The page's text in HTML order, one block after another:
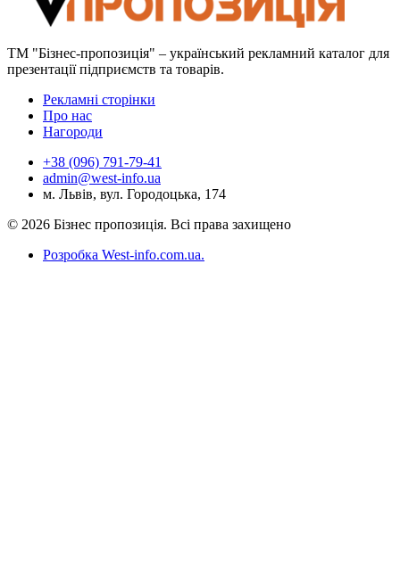
ТМ "Бізнес-пропозиція" – український рекламний каталог для
презентації підприємств та товарів.
Рекламні сторінки
Про нас
Нагороди
+38 (096) 791-79-41
admin@west-info.ua
м. Львів, вул. Городоцька, 174
© 2026 Бізнес пропозиція. Всі права захищено
Розробка West-info.com.ua.